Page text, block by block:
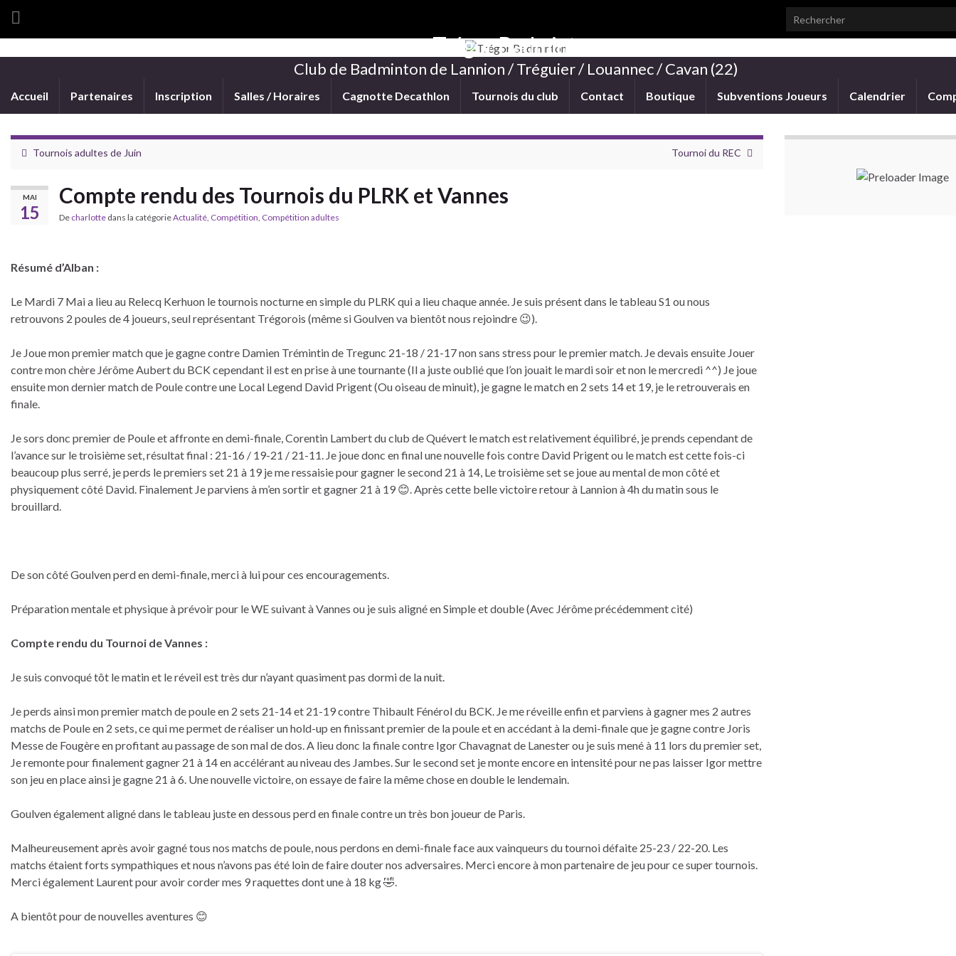
Search for:
Trégor Badminton
Club de Badminton de Lannion / Tréguier / Louannec / Cavan (22)
Accueil Partenaires Inscription Salles / Horaires Cagnotte Decathlon Tournois du club Contact Boutique Subventions Joueurs Calendrier
Tournois adultes de Juin Tournoi du REC
MAI
15
Compte rendu des Tournois du PLRK et Vannes
De charlotte dans la catégorieActualité, Compétition, Compétition adultes
Résumé d’Alban :
Le Mardi 7 Mai a lieu au Relecq Kerhuon le tournois nocturne en simple du PLRK qui a lieu chaque année. Je suis présent dans le tableau S1 ou nous
retrouvons 2 poules de 4 joueurs, seul représentant Trégorois (même si Goulven va bientôt nous rejoindre 😉).
Je Joue mon premier match que je gagne contre Damien Trémintin de Tregunc 21-18 / 21-17 non sans stress pour le premier match. Je devais ensuite Jouer
contre mon chère Jérôme Aubert du BCK cependant il est en prise à une tournante (Il a juste oublié que l’on jouait le mardi soir et non le mercredi ^^) Je joue
ensuite mon dernier match de Poule contre une Local Legend David Prigent (Ou oiseau de minuit), je gagne le match en 2 sets 14 et 19, je le retrouverais en
finale.
Je sors donc premier de Poule et affronte en demi-finale, Corentin Lambert du club de Quévert le match est relativement équilibré, je prends cependant de
l’avance sur le troisième set, résultat final : 21-16 / 19-21 / 21-11. Je joue donc en final une nouvelle fois contre David Prigent ou le match est cette fois-ci
beaucoup plus serré, je perds le premiers set 21 à 19 je me ressaisie pour gagner le second 21 à 14, Le troisième set se joue au mental de mon côté et
physiquement côté David. Finalement Je parviens à m’en sortir et gagner 21 à 19 😊. Après cette belle victoire retour à Lannion à 4h du matin sous le
brouillard.
De son côté Goulven perd en demi-finale, merci à lui pour ces encouragements.
Préparation mentale et physique à prévoir pour le WE suivant à Vannes ou je suis aligné en Simple et double (Avec Jérôme précédemment cité)
Compte rendu du Tournoi de Vannes :
Je suis convoqué tôt le matin et le réveil est très dur n’ayant quasiment pas dormi de la nuit.
Je perds ainsi mon premier match de poule en 2 sets 21-14 et 21-19 contre Thibault Fénérol du BCK. Je me réveille enfin et parviens à gagner mes 2 autres
matchs de Poule en 2 sets, ce qui me permet de réaliser un hold-up en finissant premier de la poule et en accédant à la demi-finale que je gagne contre Joris
Messe de Fougère en profitant au passage de son mal de dos. A lieu donc la finale contre Igor Chavagnat de Lanester ou je suis mené à 11 lors du premier set,
Je remonte pour finalement gagner 21 à 14 en accélérant au niveau des Jambes. Sur le second set je monte encore en intensité pour ne pas laisser Igor mettre
son jeu en place ainsi je gagne 21 à 6. Une nouvelle victoire, on essaye de faire la même chose en double le lendemain.
Goulven également aligné dans le tableau juste en dessous perd en finale contre un très bon joueur de Paris.
Malheureusement après avoir gagné tous nos matchs de poule, nous perdons en demi-finale face aux vainqueurs du tournoi défaite 25-23 / 22-20. Les
matchs étaient forts sympathiques et nous n’avons pas été loin de faire douter nos adversaires. Merci encore à mon partenaire de jeu pour ce super tournois.
Merci également Laurent pour avoir corder mes 9 raquettes dont une à 18 kg 🤣.
A bientôt pour de nouvelles aventures 😊